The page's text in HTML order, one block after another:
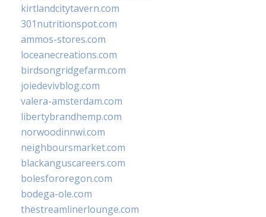
kirtlandcitytavern.com
301nutritionspot.com
ammos-stores.com
loceanecreations.com
birdsongridgefarm.com
joiedevivblog.com
valera-amsterdam.com
libertybrandhemp.com
norwoodinnwi.com
neighboursmarket.com
blackanguscareers.com
bolesfororegon.com
bodega-ole.com
thestreamlinerlounge.com